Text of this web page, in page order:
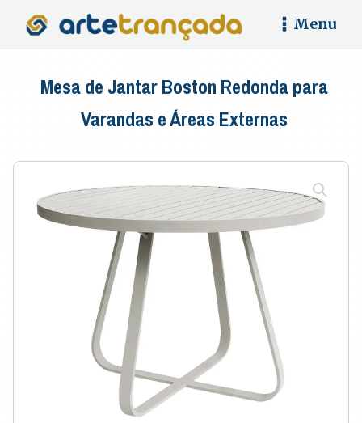
Menu
Mesa de Jantar Boston Redonda para
Varandas e Áreas Externas